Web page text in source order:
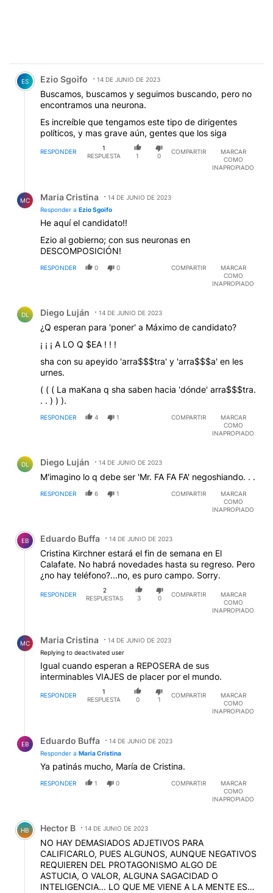
Comentario de Ezio Sgoifo.
ES Ezio Sgoifo 14 DE JUNIO DE 2023
Buscamos, buscamos y seguimos buscando, pero no
encontramos una neurona.
Es increíble que tengamos este tipo de dirigentes
políticos, y mas grave aún, gentes que los siga
RESPONDER
1
RESPUESTA
1 0
COMPARTIR
MARCAR
COMO
INAPROPIADO
MC Maria Cristina
14 DE JUNIO DE 2023
Responder a Ezio Sgoifo
He aquí el candidato!!
Ezio al gobierno; con sus neuronas en
DESCOMPOSICIÓN!
RESPONDER 0 0 COMPARTIR
MARCAR
COMO
INAPROPIADO
DL Diego Luján 14 DE JUNIO DE 2023
¿Q esperan para 'poner' a Máximo de candidato?
¡ ¡ ¡ A LO Q $EA ! ! !
sha con su apeyido 'arra$$$tra' y 'arra$$$a' en les
urnes.
( ( ( La maKana q sha saben hacia 'dónde' arra$$$tra.
. . ) ) ).
RESPONDER 4 1 COMPARTIR
MARCAR
COMO
INAPROPIADO
DL Diego Luján 14 DE JUNIO DE 2023
M'imagino lo q debe ser 'Mr. FA FA FA' negoshiando. . .
RESPONDER 6 1 COMPARTIR
MARCAR
COMO
INAPROPIADO
Comentario de Eduardo Buffa.
EB Eduardo Buffa 14 DE JUNIO DE 2023
Cristina Kirchner estará el fin de semana en El
Calafate. No habrá novedades hasta su regreso. Pero
¿no hay teléfono?...no, es puro campo. Sorry.
RESPONDER
2
RESPUESTAS
3 0
COMPARTIR
MARCAR
COMO
INAPROPIADO
MC Maria Cristina
14 DE JUNIO DE 2023
Replying to deactivated user
Igual cuando esperan a REPOSERA de sus
interminables VIAJES de placer por el mundo.
RESPONDER
1
RESPUESTA
0 1
COMPARTIR
MARCAR
COMO
INAPROPIADO
EB Eduardo Buffa
14 DE JUNIO DE 2023
Responder a Maria Cristina
Ya patinás mucho, María de Cristina.
RESPONDER 1 0 COMPARTIR
MARCAR
COMO
INAPROPIADO
Comentario de Hector B.
HB Hector B 14 DE JUNIO DE 2023
NO HAY DEMASIADOS ADJETIVOS PARA
CALIFICARLO, PUES ALGUNOS, AUNQUE NEGATIVOS
REQUIEREN DEL PROTAGONISMO ALGO DE
ASTUCIA, O VALOR, ALGUNA SAGACIDAD O
INTELIGENCIA... LO QUE ME VIENE A LA MENTE ES